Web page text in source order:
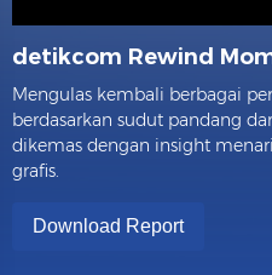
detikcom Rewind
Mengulas kembali berbagai
berdasarkan sudut pandang
dikemas dengan insight
grafis.
Download Report